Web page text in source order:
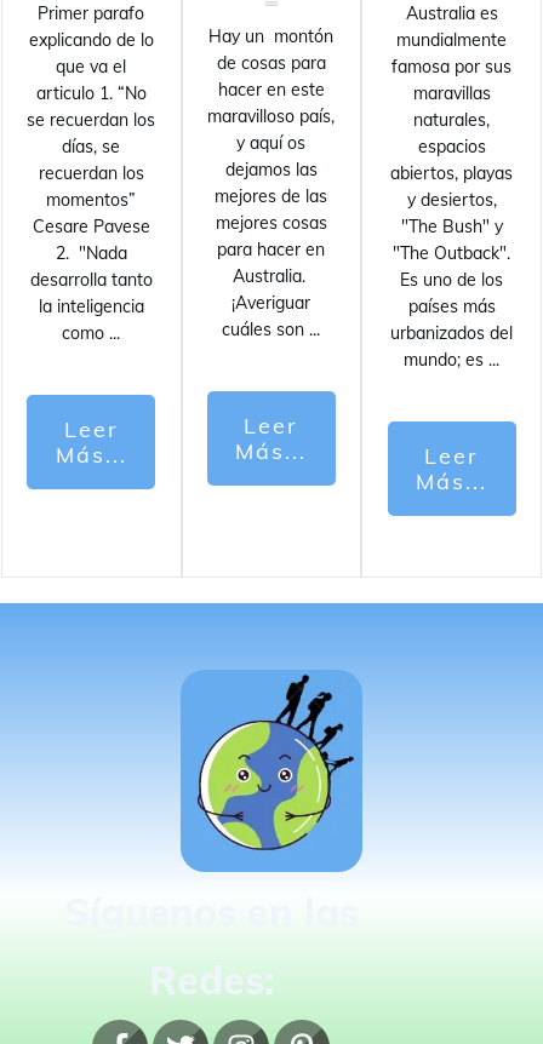
Primer parafo
explicando de lo
que va el
articulo 1. “No
se recuerdan los
días, se
recuerdan los
momentos”
Cesare Pavese
2. "Nada
desarrolla tanto
la inteligencia
como ...
Leer
Más...
Hay un montón
de cosas para
hacer en este
maravilloso país,
y aquí os
dejamos las
mejores de las
mejores cosas
para hacer en
Australia.
¡Averiguar
cuáles son ...
Leer
Más...
Australia es
mundialmente
famosa por sus
maravillas
naturales,
espacios
abiertos, playas
y desiertos,
"The Bush" y
"The Outback".
Es uno de los
países más
urbanizados del
mundo; es ...
Leer
Más...
Redes: